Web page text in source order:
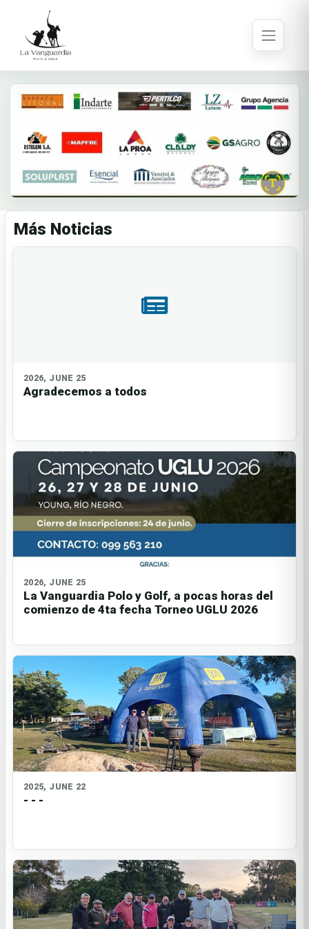
Más Noticias
2026, JUNE 25
Agradecemos a todos
2026, JUNE 25
La Vanguardia Polo y Golf, a pocas horas del
comienzo de 4ta fecha Torneo UGLU 2026
2025, JUNE 22
- - -